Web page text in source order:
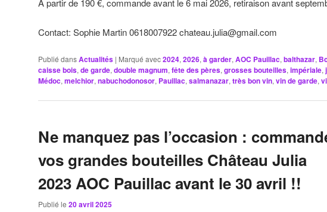
A partir de 190 €, commande avant le 6 mai 2026, retiraison avant
Contact: Sophie Martin 0618007922 chateau.julia@gmail.com
Publié dansActualités | Marqué avec2024, 2026, à garder, AOC Pauillac, balthazar,
caisse bois, de garde, double magnum, fête des pères, grosses bouteilles, impériale,
Médoc, melchior, nabuchodonosor, Pauillac, salmanazar, très bon vin, vin de garde,
Ne manquez pas l’occasion :
vos grandes bouteilles Château Julia
2023 AOC Pauillac avant le 30 avril !!
Publié le 20 avril 2025